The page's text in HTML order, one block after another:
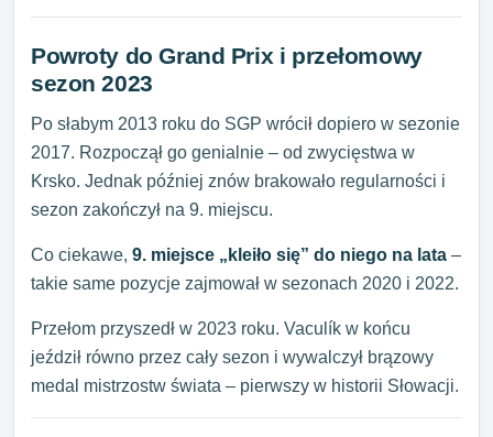
Powroty do Grand Prix i przełomowy
sezon 2023
Po słabym 2013 roku do SGP wrócił dopiero w sezonie
2017. Rozpoczął go genialnie – od zwycięstwa w
Krsko. Jednak później znów brakowało regularności i
sezon zakończył na 9. miejscu.
Co ciekawe, 9. miejsce „kleiło się” do niego na lata –
takie same pozycje zajmował w sezonach 2020 i 2022.
Przełom przyszedł w 2023 roku. Vaculík w końcu
jeździł równo przez cały sezon i wywalczył brązowy
medal mistrzostw świata – pierwszy w historii Słowacji.